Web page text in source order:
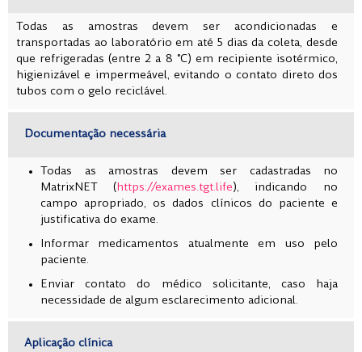
Todas as amostras devem ser acondicionadas e
transportadas ao laboratório em até 5 dias da coleta, desde
que refrigeradas (entre 2 a 8 °C) em recipiente isotérmico,
higienizável e impermeável, evitando o contato direto dos
tubos com o gelo reciclável.
Documentação necessária
Todas as amostras devem ser cadastradas no
MatrixNET (https://exames.tgt.life), indicando no
campo apropriado, os dados clínicos do paciente e
justificativa do exame.
Informar medicamentos atualmente em uso pelo
paciente.
Enviar contato do médico solicitante, caso haja
necessidade de algum esclarecimento adicional.
Aplicação clínica